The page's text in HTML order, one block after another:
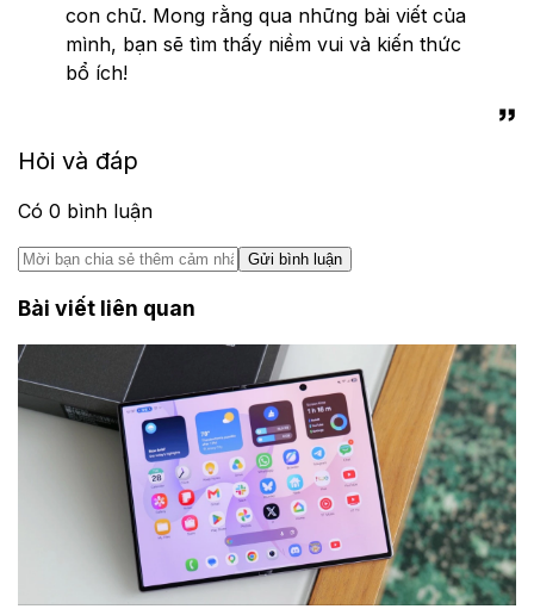
con chữ. Mong rằng qua những bài viết của
mình, bạn sẽ tìm thấy niềm vui và kiến thức
bổ ích!
Hỏi và đáp
Có 0 bình luận
Gửi bình luận
Bài viết liên quan